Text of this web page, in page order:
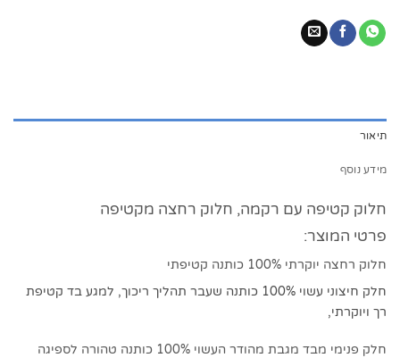
תיאור
מידע נוסף
חלוק קטיפה עם רקמה, חלוק רחצה מקטיפה
פרטי המוצר:
חלוק רחצה יוקרתי 100% כותנה קטיפתי
חלק חיצוני עשוי 100% כותנה שעבר תהליך ריכוך, למגע בד קטיפת
רך ויוקרתי,
חלק פנימי מבד מגבת מהודר העשוי 100% כותנה טהורה לספיגה